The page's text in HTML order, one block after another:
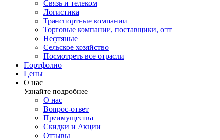
Связь и телеком
Логистика
Транспортные компании
Торговые компании, поставщики, опт
Нефтяные
Сельское хозяйство
Посмотреть все отрасли
Портфолио
Цены
О нас
Узнайте подробнее
О нас
Вопрос-ответ
Преимущества
Скидки и Акции
Отзывы